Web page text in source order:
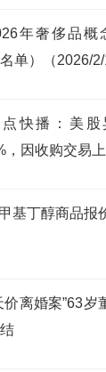
年奢侈品概
名单）（2026/
快播：美股
，因收购交易
基丁醇商品报
价离婚案”63